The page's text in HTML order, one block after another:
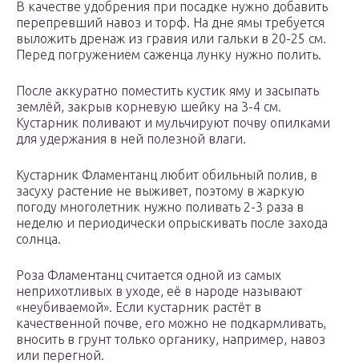
В качестве удобрения при посадке нужно добавить
перепревший навоз и торф. На дне ямы требуется
выложить дренаж из гравия или гальки в 20-25 см.
Перед погружением саженца лунку нужно полить.
После аккуратно поместить кустик яму и засыпать
землёй, закрыв корневую шейку на 3-4 см.
Кустарник поливают и мульчируют почву опилками
для удержания в ней полезной влаги.
Кустарник Фламентанц любит обильный полив, в
засуху растение не выживет, поэтому в жаркую
погоду многолетник нужно поливать 2-3 раза в
неделю и периодически опрыскивать после захода
солнца.
Роза Фламентанц считается одной из самых
неприхотливых в уходе, её в народе называют
«неубиваемой». Если кустарник растёт в
качественной почве, его можно не подкармливать,
вносить в грунт только органику, например, навоз
или перегной.